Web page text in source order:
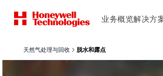
业务概览解决方
天然气处理与回收 脱水和露点